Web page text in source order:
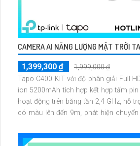
CAMERA AI NĂNG LƯỢNG MẶT TRỜI
1,399,300 ₫
1,999,000 ₫
Tapo C400 KIT với độ phân giải Full
ion 5200mAh tích hợp kết hợp tấm
hoạt động trên băng tần 2,4 GHz, hỗ
có màu lên đến 9m, phát hiện
512GB